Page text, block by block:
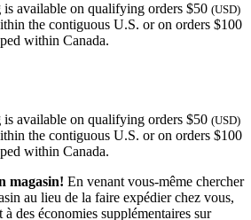
is available on qualifying orders $50 (USD)
the contiguous U.S. or on orders $100
within Canada.
is available on qualifying orders $50 (USD)
the contiguous U.S. or on orders $100
within Canada.
magasin! En venant vous-même chercher
au lieu de la faire expédier chez vous,
des économies supplémentaires sur